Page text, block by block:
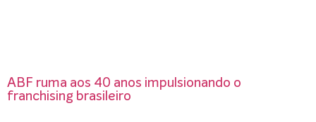
ABF ruma aos 40 anos impulsionando o
franchising brasileiro